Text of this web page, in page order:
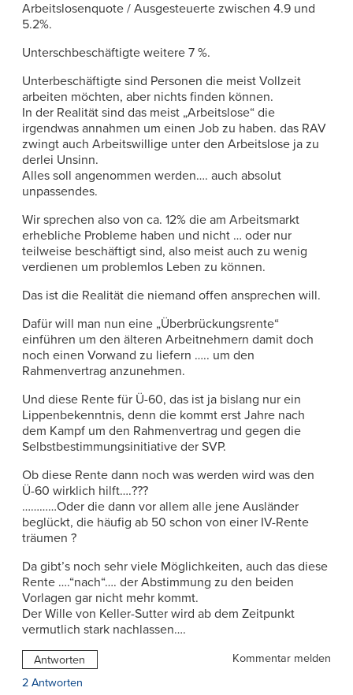
Arbeitslosenquote / Ausgesteuerte zwischen 4.9 und
5.2%.
Unterschbeschäftigte weitere 7 %.
Unterbeschäftigte sind Personen die meist Vollzeit
arbeiten möchten, aber nichts finden können.
In der Realität sind das meist „Arbeitslose“ die
irgendwas annahmen um einen Job zu haben. das RAV
zwingt auch Arbeitswillige unter den Arbeitslose ja zu
derlei Unsinn.
Alles soll angenommen werden…. auch absolut
unpassendes.
Wir sprechen also von ca. 12% die am Arbeitsmarkt
erhebliche Probleme haben und nicht … oder nur
teilweise beschäftigt sind, also meist auch zu wenig
verdienen um problemlos Leben zu können.
Das ist die Realität die niemand offen ansprechen will.
Dafür will man nun eine „Überbrückungsrente“
einführen um den älteren Arbeitnehmern damit doch
noch einen Vorwand zu liefern ….. um den
Rahmenvertrag anzunehmen.
Und diese Rente für Ü-60, das ist ja bislang nur ein
Lippenbekenntnis, denn die kommt erst Jahre nach
dem Kampf um den Rahmenvertrag und gegen die
Selbstbestimmungsinitiative der SVP.
Ob diese Rente dann noch was werden wird was den
Ü-60 wirklich hilft….???
…………Oder die dann vor allem alle jene Ausländer
beglückt, die häufig ab 50 schon von einer IV-Rente
träumen ?
Da gibt’s noch sehr viele Möglichkeiten, auch das diese
Rente ….“nach“…. der Abstimmung zu den beiden
Vorlagen gar nicht mehr kommt.
Der Wille von Keller-Sutter wird ab dem Zeitpunkt
vermutlich stark nachlassen….
Antworten
Kommentar melden
2 Antworten